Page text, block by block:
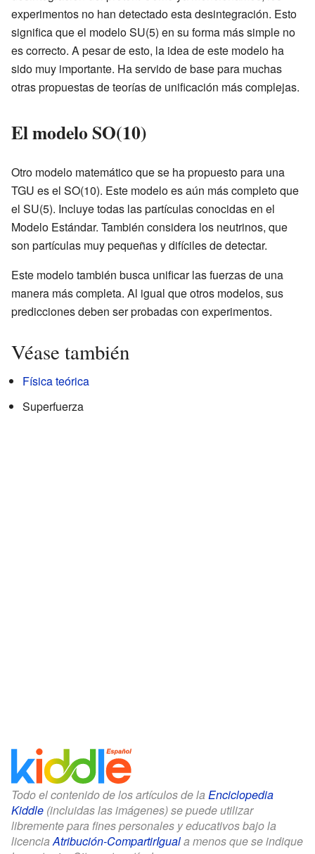
experimentos no han detectado esta desintegración. Esto
significa que el modelo SU(5) en su forma más simple no
es correcto. A pesar de esto, la idea de este modelo ha
sido muy importante. Ha servido de base para muchas
otras propuestas de teorías de unificación más complejas.
El modelo SO(10)
Otro modelo matemático que se ha propuesto para una
TGU es el SO(10). Este modelo es aún más completo que
el SU(5). Incluye todas las partículas conocidas en el
Modelo Estándar. También considera los neutrinos, que
son partículas muy pequeñas y difíciles de detectar.
Este modelo también busca unificar las fuerzas de una
manera más completa. Al igual que otros modelos, sus
predicciones deben ser probadas con experimentos.
Véase también
Física teórica
Superfuerza
Todo el contenido de los artículos de la Enciclopedia
Kiddle (incluidas las imágenes) se puede utilizar
libremente para fines personales y educativos bajo la
licencia Atribución-CompartirIguala menos que se indique